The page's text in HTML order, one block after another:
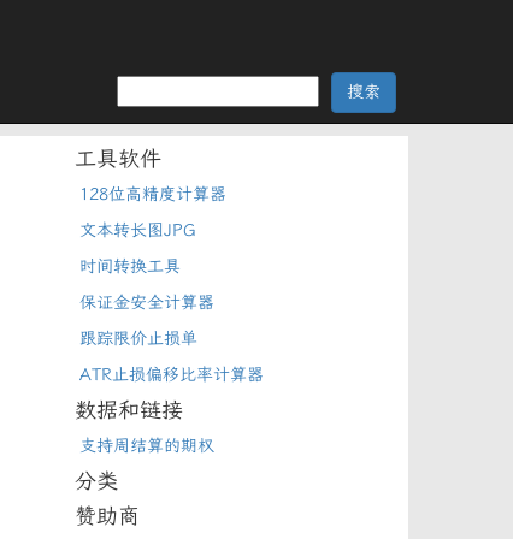
工具软件
128位高精度计算器
文本转长图JPG
时间转换工具
保证金安全计算器
跟踪限价止损单
ATR止损偏移比率计算器
数据和链接
支持周结算的期权
分类
赞助商